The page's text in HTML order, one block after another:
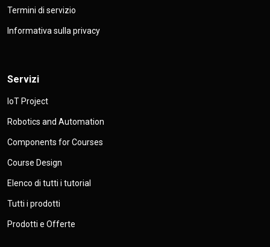
Termini di servizio
Informativa sulla privacy
Servizi
IoT Project
Robotics and Automation
Components for Courses
Course Design
Elenco di tutti i tutorial
Tutti i prodotti
Prodotti e Offerte